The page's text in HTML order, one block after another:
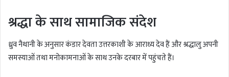
श्रद्धा के साथ सामाजिक संदेश
ध्रुव नैथानीके अनुसार कंडार देवता उत्तरकाशी के आराध्य देव हैं और श्रद्धालु अपनी
समस्याओं तथा मनोकामनाओं के साथ उनके दरबार में पहुंचते हैं।